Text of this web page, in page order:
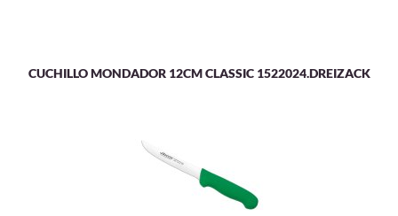
CUCHILLO MONDADOR 12CM CLASSIC 1522024.DREIZACK